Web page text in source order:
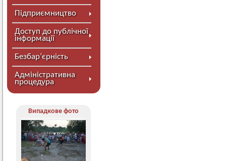
Підприємництво
Доступ до публічної
інформації
Безбар’єрність
Адміністративна
процедура
Випадкове фото